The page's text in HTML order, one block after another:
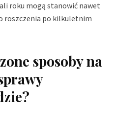
roku mogą stanowić nawet
roszczenia po kilkuletnim
sposoby na